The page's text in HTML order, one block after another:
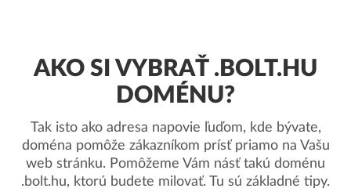
AKO SI VYBRAŤ .BOLT.HU
DOMÉNU?
Tak isto ako adresa napovie ľuďom, kde bývate,
doména pomôže zákazníkom prísť priamo na Vašu
web stránku. Pomôžeme Vám násť takú doménu
.bolt.hu, ktorú budete milovať. Tu sú základné tipy.